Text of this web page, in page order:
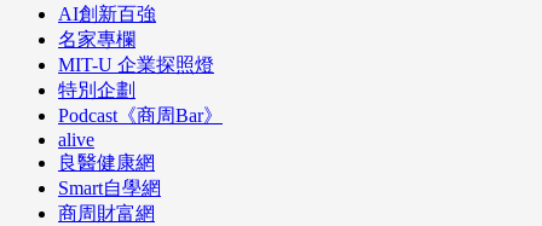
AI創新百強
名家專欄
MIT-U 企業探照燈
特別企劃
Podcast《商周Bar》
alive
良醫健康網
Smart自學網
商周財富網